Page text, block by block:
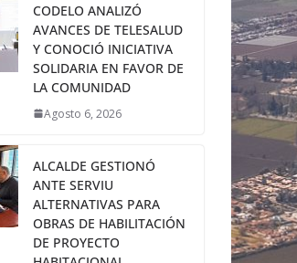
CODELO ANALIZÓ
AVANCES DE TELESALUD
Y CONOCIÓ INICIATIVA
SOLIDARIA EN FAVOR DE
LA COMUNIDAD
Agosto 6, 2026
ALCALDE GESTIONÓ
ANTE SERVIU
ALTERNATIVAS PARA
OBRAS DE HABILITACIÓN
DE PROYECTO